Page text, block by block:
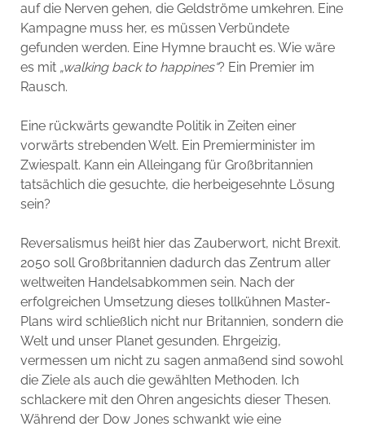
auf die Nerven gehen, die Geldströme umkehren. Eine
Kampagne muss her, es müssen Verbündete
gefunden werden. Eine Hymne braucht es. Wie wäre
es mit „walking back to happines“? Ein Premier im
Rausch.
Eine rückwärts gewandte Politik in Zeiten einer
vorwärts strebenden Welt. Ein Premierminister im
Zwiespalt. Kann ein Alleingang für Großbritannien
tatsächlich die gesuchte, die herbeigesehnte Lösung
sein?
Reversalismus heißt hier das Zauberwort, nicht Brexit.
2050 soll Großbritannien dadurch das Zentrum aller
weltweiten Handelsabkommen sein. Nach der
erfolgreichen Umsetzung dieses tollkühnen Master-
Plans wird schließlich nicht nur Britannien, sondern die
Welt und unser Planet gesunden. Ehrgeizig,
vermessen um nicht zu sagen anmaßend sind sowohl
die Ziele als auch die gewählten Methoden. Ich
schlackere mit den Ohren angesichts dieser Thesen.
Während der Dow Jones schwankt wie eine